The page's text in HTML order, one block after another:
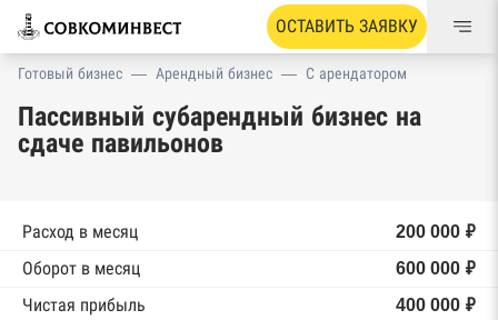
ОСТАВИТЬ ЗАЯВКУ
Готовый бизнес — Арендный бизнес — С арендатором
Пассивный субарендный бизнес на
сдаче павильонов
Расход в месяц
200 000 ₽
Оборот в месяц
600 000 ₽
Чистая прибыль
400 000 ₽